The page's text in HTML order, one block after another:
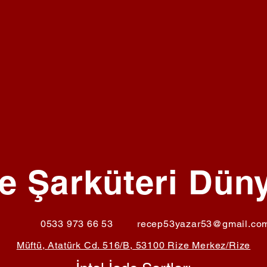
Şarküteri
0533 973 66 53
Müftü, Atatürk Cd. 516/B, 53100 Rize Merkez/Rize